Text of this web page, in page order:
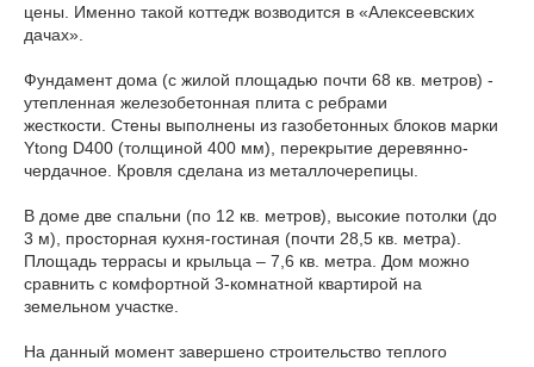
цены. Именно такой коттедж возводится в «Алексеевских
дачах».
Фундамент дома (с жилой площадью почти 68 кв. метров) -
утепленная железобетонная плита с ребрами
жесткости. Стены выполнены из газобетонных блоков марки
Ytong D400 (толщиной 400 мм), перекрытие деревянно-
чердачное. Кровля сделана из металлочерепицы.
В доме две спальни (по 12 кв. метров), высокие потолки (до
3 м), просторная кухня-гостиная (почти 28,5 кв. метра).
Площадь террасы и крыльца – 7,6 кв. метра. Дом можно
сравнить с комфортной 3-комнатной квартирой на
земельном участке.
На данный момент завершено строительство теплого